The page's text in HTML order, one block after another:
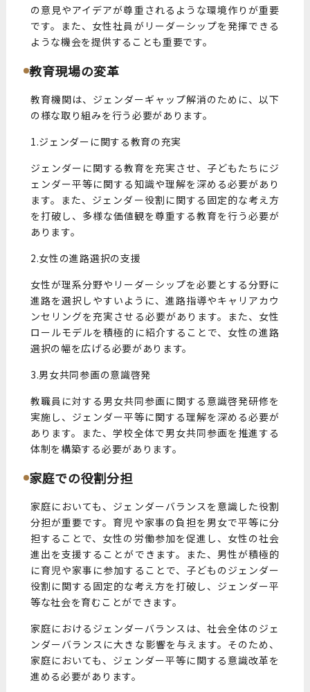
の意見やアイデアが尊重されるような環境作りが重要
です。また、女性社員がリーダーシップを発揮できる
ような機会を提供することも重要です。
教育現場の変革
教育機関は、ジェンダーギャップ解消のために、以下
の様な取り組みを行う必要があります。
1.ジェンダーに関する教育の充実
ジェンダーに関する教育を充実させ、子どもたちにジ
ェンダー平等に関する知識や理解を深める必要があり
ます。また、ジェンダー役割に関する固定的な考え方
を打破し、多様な価値観を尊重する教育を行う必要が
あります。
2.女性の進路選択の支援
女性が理系分野やリーダーシップを必要とする分野に
進路を選択しやすいように、進路指導やキャリアカウ
ンセリングを充実させる必要があります。また、女性
ロールモデルを積極的に紹介することで、女性の進路
選択の幅を広げる必要があります。
3.男女共同参画の意識啓発
教職員に対する男女共同参画に関する意識啓発研修を
実施し、ジェンダー平等に関する理解を深める必要が
あります。また、学校全体で男女共同参画を推進する
体制を構築する必要があります。
家庭での役割分担
家庭においても、ジェンダーバランスを意識した役割
分担が重要です。育児や家事の負担を男女で平等に分
担することで、女性の労働参加を促進し、女性の社会
進出を支援することができます。また、男性が積極的
に育児や家事に参加することで、子どものジェンダー
役割に関する固定的な考え方を打破し、ジェンダー平
等な社会を育むことができます。
家庭におけるジェンダーバランスは、社会全体のジェ
ンダーバランスに大きな影響を与えます。そのため、
家庭においても、ジェンダー平等に関する意識改革を
進める必要があります。